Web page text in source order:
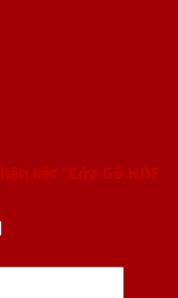
xét “Cửa Gỗ HDF